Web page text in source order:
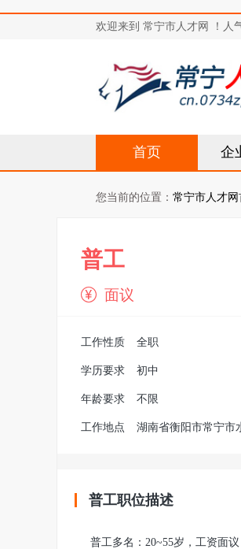
欢迎来到 常宁市人才网 ！人
首页 企
您当前的位置： 常宁市人才网
普工
面议
工作性质 全职
学历要求 初中
年龄要求 不限
工作地点 湖南省衡阳市常宁市
普工职位描述
普工多名：20~55岁，工资面